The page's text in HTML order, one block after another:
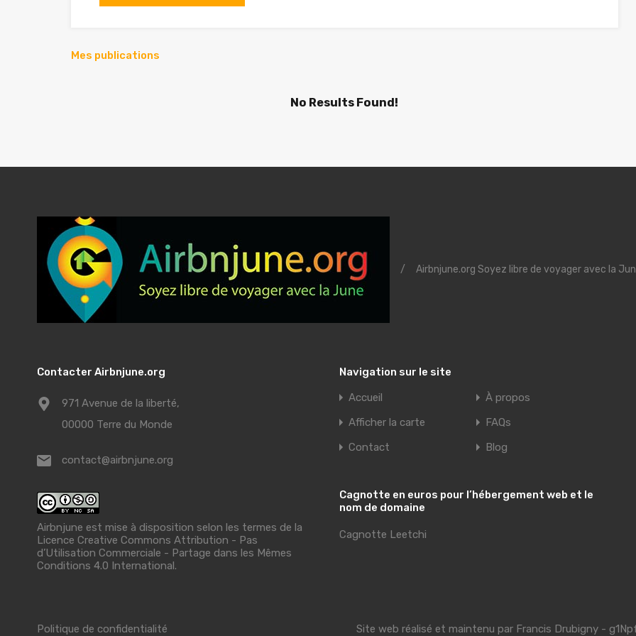
Mes publications
No Results Found!
/ Airbnjune.org Soyez libre de voyager avec la
Contacter Airbnjune.org
971 Avenue de la liberté,
00000 Terre du Monde
contact@airbnjune.org
Airbnjune est mise à disposition selon les termes de la
Licence Creative Commons Attribution - Pas
d’Utilisation Commerciale - Partage dans les Mêmes
Conditions 4.0 International.
Navigation sur le site
Accueil
À propos
Afficher la carte
FAQs
Contact
Blog
Cagnotte en euros pour l’hébergement web et le
nom de domaine
Cagnotte Leetchi
Politique de confidentialité Site web réalisé et maintenu par Francis Drubigny -